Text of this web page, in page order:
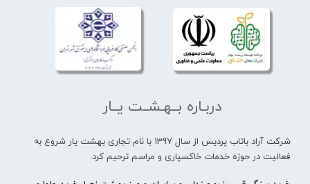
دربـاره بــهـشــت یــار
شرکت آراد باتاب پردیس از سال 1397 با نام تجاری بهشت یار شروع به
فعالیت در حوزه خدمات خاکسپاری و مراسم ترحیم کرد.